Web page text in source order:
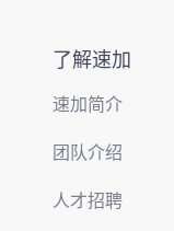
了解速加
速加简介
团队介绍
人才招聘